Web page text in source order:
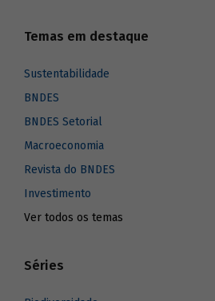
Temas em destaque
Sustentabilidade
BNDES
BNDES Setorial
Macroeconomia
Revista do BNDES
Investimento
Ver todos os temas
Séries